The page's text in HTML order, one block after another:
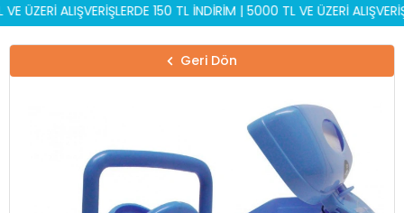
ALIŞVERİŞLERDE 150 TL İNDİRİM | 5000 TL VE ÜZERİ
Geri Dön